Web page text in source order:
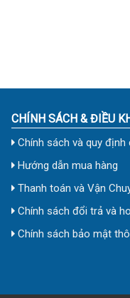
CHÍNH SÁCH & ĐIỀU
Chính sách và quy định
Hướng dẫn mua hàng
Thanh toán và Vận
Chính sách đổi trả và
Chính sách bảo mật